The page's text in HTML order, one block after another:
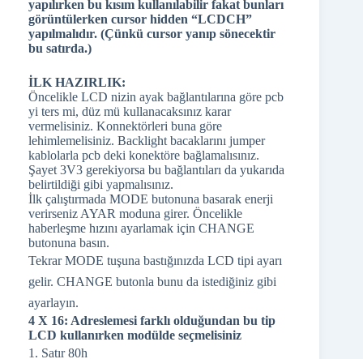
yapılırken bu kısım kullanılabilir fakat bunları
görüntülerken cursor hidden “LCDCH”
yapılmalıdır. (Çünkü cursor yanıp sönecektir
bu satırda.)
İLK HAZIRLIK:
Öncelikle LCD nizin ayak bağlantılarına göre pcb
yi ters mi, düz mü kullanacaksınız karar
vermelisiniz. Konnektörleri buna göre
lehimlemelisiniz. Backlight bacaklarını jumper
kablolarla pcb deki konektöre bağlamalısınız.
Şayet 3V3 gerekiyorsa bu bağlantıları da yukarıda
belirtildiği gibi yapmalısınız.
İlk çalıştırmada MODE butonuna basarak enerji
verirseniz AYAR moduna girer. Öncelikle
haberleşme hızını ayarlamak için CHANGE
butonuna basın.
Tekrar MODE tuşuna bastığınızda LCD tipi ayarı
gelir. CHANGE butonla bunu da istediğiniz gibi
ayarlayın.
4 X 16: Adreslemesi farklı olduğundan bu tip
LCD kullanırken modülde seçmelisiniz
1. Satır 80h